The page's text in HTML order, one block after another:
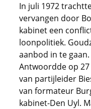
In juli 1972
vervangen door
kabinet een
loonpolitiek.
aanbod in te gaan.
Antwoordde op
van partijleider
van formateur
kabinet-Den Uyl.